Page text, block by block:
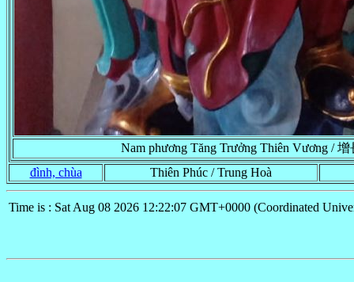
Nam phương Tăng Trưởng Thiên Vương /
đình, chùa
Thiên Phúc / Trung Hoà
Time is : Sat Aug 08 2026 12:22:07 GMT+0000 (Coordinated